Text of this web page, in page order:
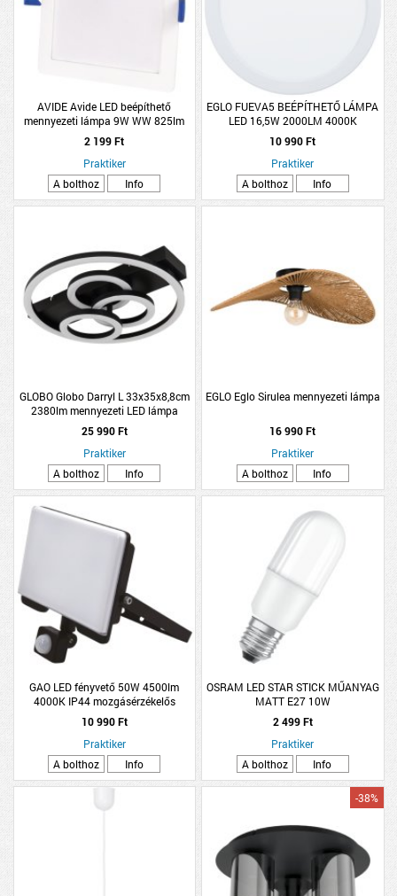
AVIDE Avide LED beépíthető
mennyezeti lámpa 9W WW 825lm
3000K IP20 12x12x2,7cm műanyag
2 199 Ft
Praktiker
A bolthoz
Info
EGLO FUEVA5 BEÉPÍTHETŐ LÁMPA
LED 16,5W 2000LM 4000K
ÁTMÉRŐ:21,6CM FEHÉR
10 990 Ft
Praktiker
A bolthoz
Info
GLOBO Globo Darryl L 33x35x8,8cm
2380lm mennyezeti LED lámpa
25 990 Ft
Praktiker
A bolthoz
Info
EGLO Eglo Sirulea mennyezeti lámpa
16 990 Ft
Praktiker
A bolthoz
Info
GAO LED fényvető 50W 4500lm
4000K IP44 mozgásérzékelős
10 990 Ft
Praktiker
A bolthoz
Info
OSRAM LED STAR STICK MŰANYAG
MATT E27 10W
2 499 Ft
Praktiker
A bolthoz
Info
-38%